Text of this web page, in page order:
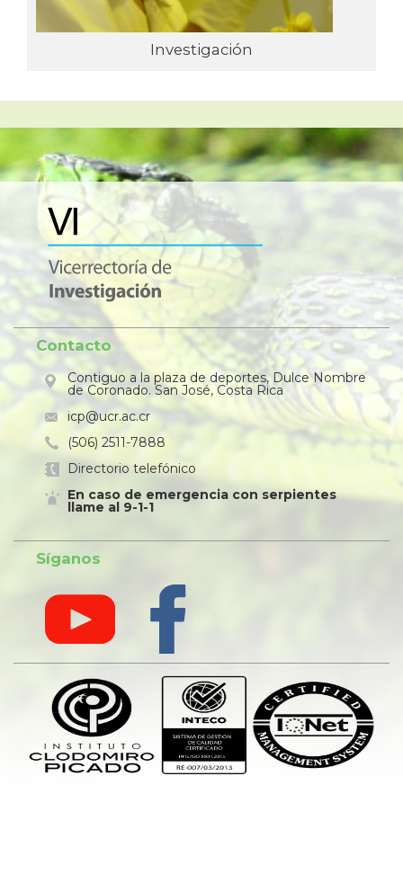
Investigación
Contacto
Contiguo a la plaza de deportes, Dulce Nombre
de Coronado. San José, Costa Rica
icp@ucr.ac.cr
(506) 2511-7888
Directorio telefónico
En caso de emergencia con serpientes
llame al 9-1-1
Síganos